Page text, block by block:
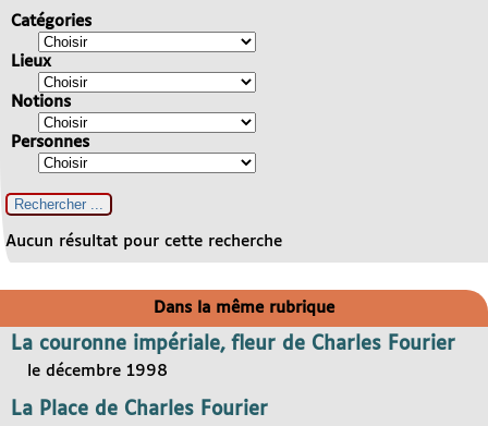
Catégories
Lieux
Notions
Personnes
Aucun résultat pour cette recherche
Dans la même rubrique
La couronne impériale, fleur de Charles Fourier
le décembre 1998
La Place de Charles Fourier